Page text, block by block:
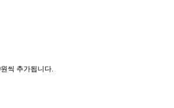
씩 추가됩니다.